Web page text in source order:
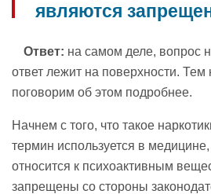
являются
Ответ: на самом деле, вопрос
ответ лежит на поверхности.
поговорим об этом подробнее.
Начнем с того, что такое
термин используется в
относится к психоактивным
запрещены со стороны